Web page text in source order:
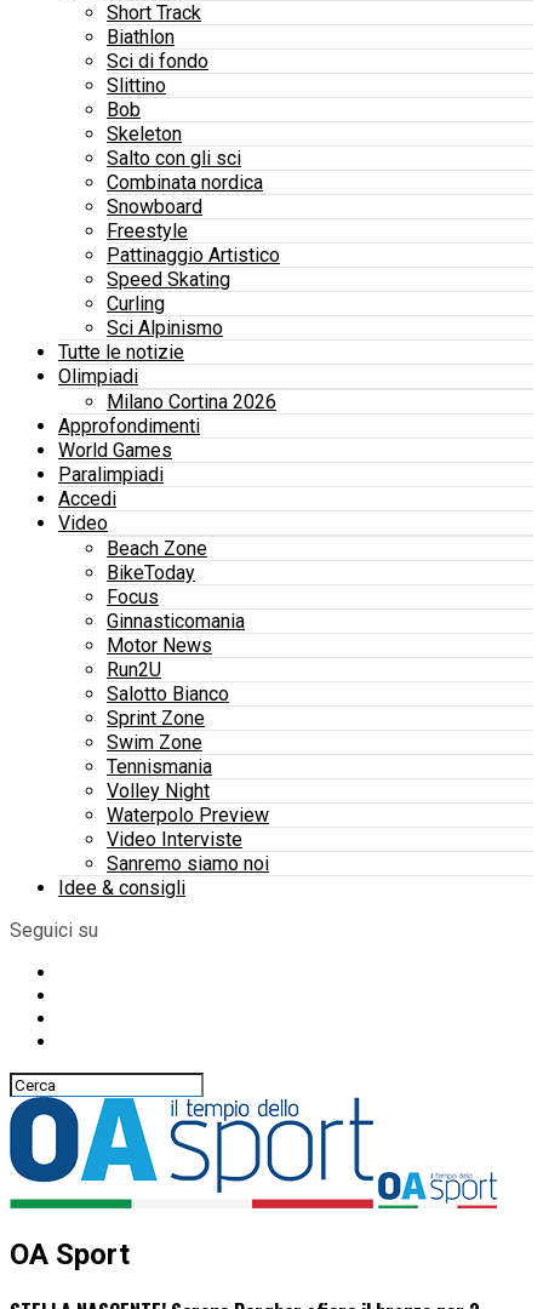
Short Track
Biathlon
Sci di fondo
Slittino
Bob
Skeleton
Salto con gli sci
Combinata nordica
Snowboard
Freestyle
Pattinaggio Artistico
Speed Skating
Curling
Sci Alpinismo
Tutte le notizie
Olimpiadi
Milano Cortina 2026
Approfondimenti
World Games
Paralimpiadi
Accedi
Video
Beach Zone
BikeToday
Focus
Ginnasticomania
Motor News
Run2U
Salotto Bianco
Sprint Zone
Swim Zone
Tennismania
Volley Night
Waterpolo Preview
Video Interviste
Sanremo siamo noi
Idee & consigli
Seguici su
OA Sport